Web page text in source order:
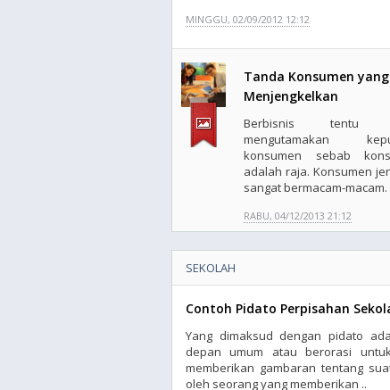
MINGGU, 02/09/2012 12:12
Tanda Konsumen yang
Menjengkelkan
Berbisnis tentu
mengutamakan
konsumen sebab
adalah raja. Konsumen
sangat bermacam-macam.
RABU, 04/12/2013 21:12
SEKOLAH
Contoh Pidato Perpisahan
Yang dimaksud dengan pidato
depan umum atau berorasi
memberikan gambaran tentang
oleh seorang yang memberikan ..